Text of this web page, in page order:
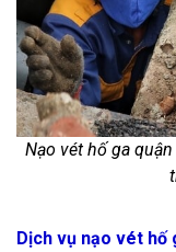
Nạo vét hố ga
Dịch vụ nạo vét hố